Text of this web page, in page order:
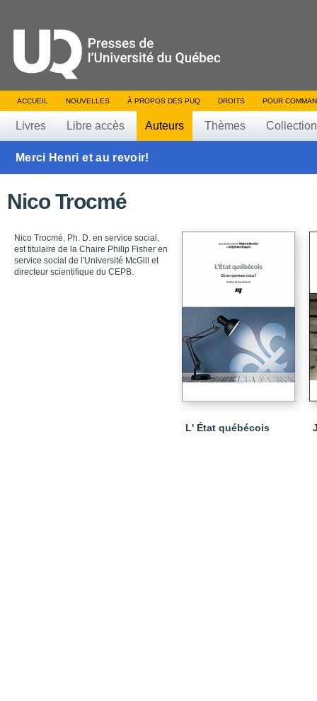
ACCUEIL NOUVELLES À PROPOS DES PUQ DROITS POUR
Livres Libre accès Auteurs Thèmes
Merci Henri et au revoir!
Nico Trocmé
Nico Trocmé, Ph. D. en service social,
est titulaire de la Chaire Philip Fisher en
service social de l'Université McGill et
directeur scientifique du CEPB.
L' État québécois